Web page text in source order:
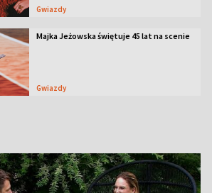
Gwiazdy
Majka Jeżowska świętuje 45 lat na scenie
Gwiazdy